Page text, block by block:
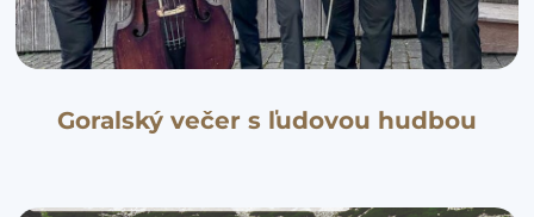
Goralský večer s ľudovou hudbou